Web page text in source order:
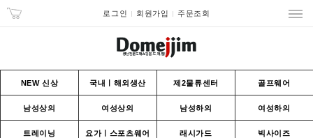
로그인 회원가입 주문조회
NEW 신상 국내ㅣ해외생산 제2물류센터 골프웨어
남성상의 여성상의 남성하의 여성하의
트레이닝 요가ㅣ스포츠웨어 래시가드 빅사이즈